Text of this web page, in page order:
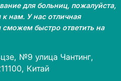
для больниц, пожалуйста,
к нам. У нас отличная
быстро ответить на
№9 улица Чантинг,
Китай